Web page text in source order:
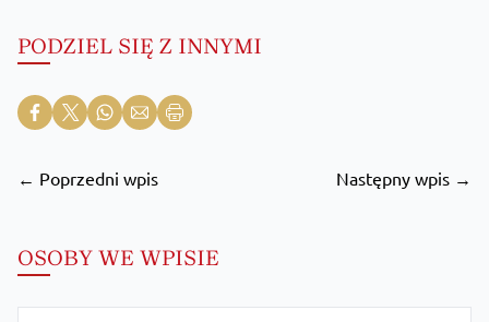
PODZIEL SIĘ Z INNYMI
← Poprzedni wpis Następny wpis →
OSOBY WE WPISIE